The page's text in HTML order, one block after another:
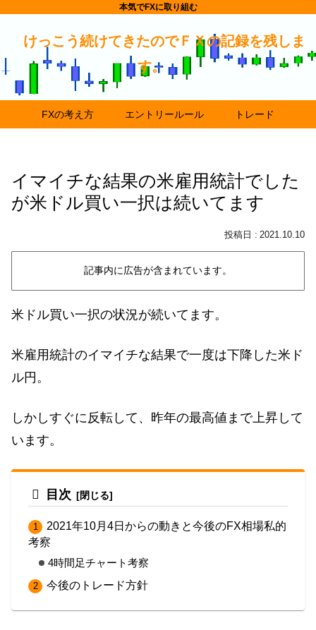
本気でFXに取り組む
けっこう続けてきたのでＦＸの記録を残しま
す。
FXの考え方 エントリールール トレード
イマイチな結果の米雇用統計でした
が米ドル買い一択は続いてます
2021.10.10
記事内に広告が含まれています。
米ドル買い一択の状況が続いてます。
米雇用統計のイマイチな結果で一度は下降した米ド
ル円。
しかしすぐに反転して、昨年の最高値まで上昇して
います。
目次
2021年10月4日からの動きと今後のFX相場私的
考察
4時間足チャート考察
今後のトレード方針